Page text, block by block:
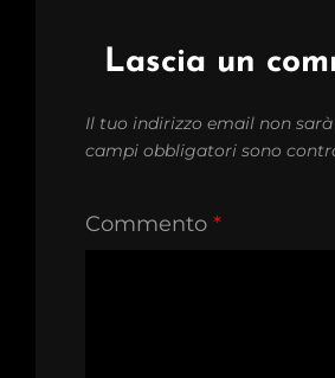
Lascia un
Il tuo indirizzo email non
campi obbligatori sono
Commento *